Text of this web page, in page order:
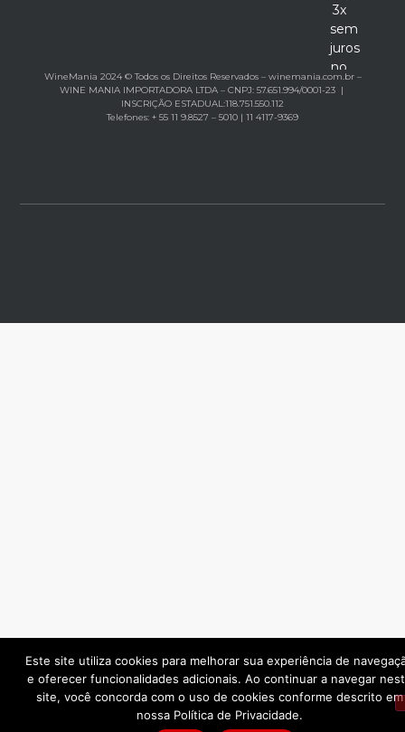
3x
sem
juros
no
cartão
WineMania 2024 © Todos os Direitos Reservados – winemania.com.br –
WINE MANIA IMPORTADORA LTDA – CNPJ: 57.651.994/0001-23 |
INSCRIÇÃO ESTADUAL:118.751.550.112
Telefones: + 55 11 9.8527 – 5010 | 11 4117-9369
Este site utiliza cookies para melhorar sua experiência de
e oferecer funcionalidades adicionais. Ao continuar a navegar
site, você concorda com o uso de cookies conforme descrito em
nossa Política de Privacidade.